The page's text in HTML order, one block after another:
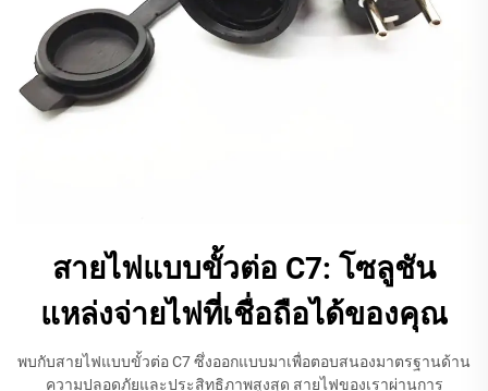
สายไฟแบบขั้วต่อ C7: โซลูชัน
แหล่งจ่ายไฟที่เชื่อถือได้ของคุณ
พบกับสายไฟแบบขั้วต่อ C7 ซึ่งออกแบบมาเพื่อตอบสนองมาตรฐานด้าน
ความปลอดภัยและประสิทธิภาพสูงสุด สายไฟของเราผ่านการ